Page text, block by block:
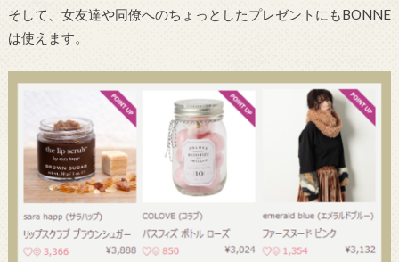
そして、女友達や同僚へのちょっとしたプレゼントにもBONNE
は使えます。